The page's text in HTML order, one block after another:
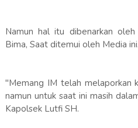
Namun hal itu dibenarkan
Bima, Saat ditemui oleh Media
"Memang IM telah melaporkan
namun untuk saat ini masih
Kapolsek Lutfi SH.